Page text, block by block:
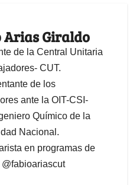
Arias Giraldo
de la Central Unitaria
CUT.
de los
ante la OIT-CSI-
Químico de la
Nacional.
en programas de